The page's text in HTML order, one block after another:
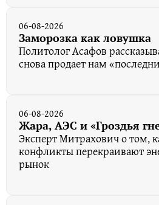
06-08-2026
Заморозка как ловушка
Политолог Асафов
снова продает нам
06-08-2026
Жара, АЭС и «Гроздья
Эксперт Митрахович о том,
конфликты перекраивают
рынок